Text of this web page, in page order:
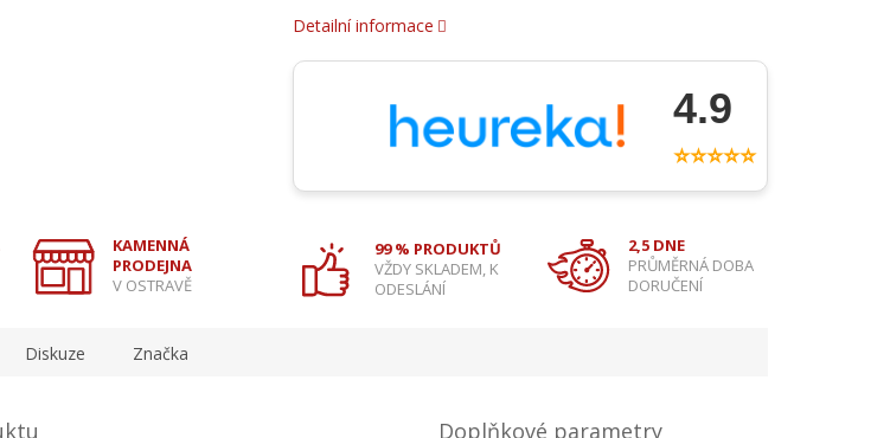
Detailní informace
4.9
⭐⭐⭐⭐⭐
KAMENNÁ
PRODEJNA
V OSTRAVĚ
99 % PRODUKTŮ
VŽDY SKLADEM, K
ODESLÁNÍ
2,5 DNE
PRŮMĚRNÁ DOBA
DORUČENÍ
Diskuze Značka
Doplňkové parametry